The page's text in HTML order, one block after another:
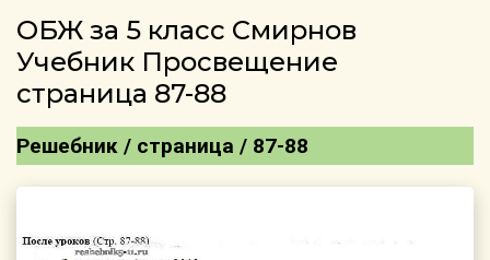
ОБЖ за 5 класс Смирнов
Учебник Просвещение
страница 87-88
Решебник / страница / 87-88